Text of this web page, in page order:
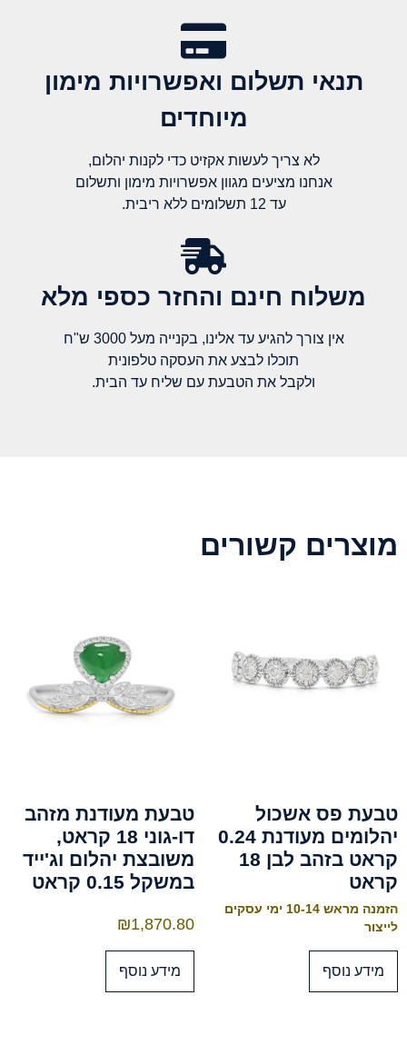
תנאי תשלום ואפשרויות מימון
מיוחדים
לא צריך לעשות אקזיט כדי לקנות יהלום,
אנחנו מציעים מגוון אפשרויות מימון ותשלום
עד 12 תשלומים ללא ריבית.
משלוח חינם והחזר כספי מלא​
אין צורך להגיע עד אלינו, בקנייה מעל 3000 ש"ח
תוכלו לבצע את העסקה טלפונית
ולקבל את הטבעת עם שליח עד הבית.
מוצרים קשורים
טבעת פס אשכול
יהלומים מעודנת 0.24
קראט בזהב לבן 18
קראט
הזמנה מראש 10-14 ימי עסקים
לייצור
מידע נוסף
טבעת מעודנת מזהב
דו-גוני 18 קראט,
משובצת יהלום וג'ייד
במשקל 0.15 קראט
₪1,870.80
מידע נוסף